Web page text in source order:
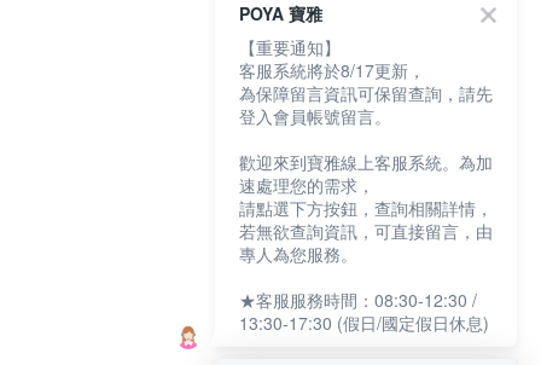
POYA 寶雅
【重要通知】
客服系統將於8/17更新，
為保障留言資訊可保留查詢，請先
登入會員帳號留言。
歡迎來到寶雅線上客服系統。為加
速處理您的需求，
請點選下方按鈕，查詢相關詳情，
若無欲查詢資訊，可直接留言，由
專人為您服務。
★客服服務時間：08:30-12:30 /
13:30-17:30 (假日/國定假日休息)